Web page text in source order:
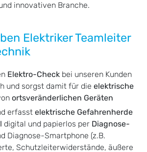
innovativen Branche.
Elektriker Teamleiter
Elektro-Check bei unseren Kunden
und sorgst damit für die elektrische
ortsveränderlichen Geräten
erfasst elektrische Gefahrenherde
digital und papierlos per Diagnose-
Diagnose-Smartphone (z.B.
Schutzleiterwiderstände, äußere